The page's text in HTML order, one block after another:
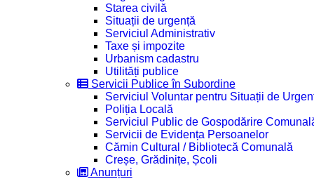
Starea civilă
Situații de urgență
Serviciul Administrativ
Taxe și impozite
Urbanism cadastru
Utilități publice
Servicii Publice în Subordine
Serviciul Voluntar pentru Situații de
Poliția Locală
Serviciul Public de Gospodărire
Servicii de Evidența Persoanelor
Cămin Cultural / Bibliotecă Comunală
Creșe, Grădinițe, Școli
Anunțuri